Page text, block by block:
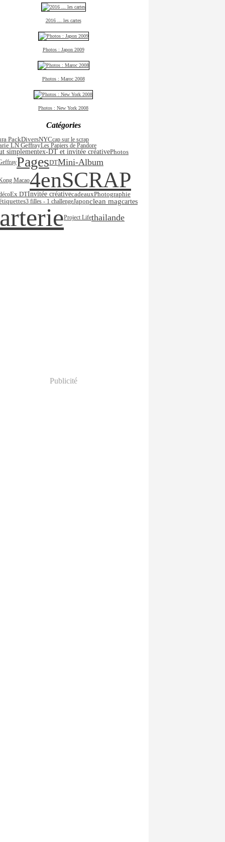
2016 ... les cartes
Photos : Japon 2009
Photos : Maroc 2008
Photos : New York 2008
Catégories
PackDiversNYCcap sur le scrap
LN GeffrayLes Papiers de Pandore
simplementex-DT et invitée créativePhotos
PagesDTMini-Album
Macao4enSCRAP
Ex DTInvitée créativecadeauxPhotographie
3 filles - 1 challengeJaponclean magcartes
Project Lifethailande
Publicité